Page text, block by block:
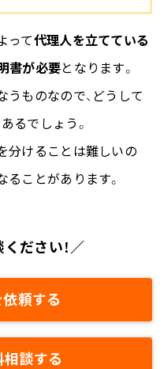
って代理人を立てている
書が必要となります。
うものなので、どうして
るでしょう。
分けることは難しいの
ることがあります。
ださい！／
頼する
相談する